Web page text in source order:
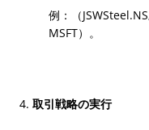
例：（
MSFT）。
取引戦略の実行